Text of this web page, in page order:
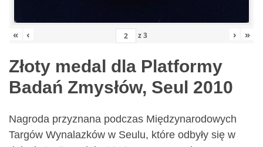
« ‹ z3 › »
Złoty medal dla Platformy
Badań Zmysłów, Seul 2010
Nagroda przyznana podczas Międzynarodowych
Targów Wynalazków w Seulu, które odbyły się w